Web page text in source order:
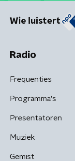
Wie luistert
Radio
Frequenties
Programma's
Presentatoren
Muziek
Gemist